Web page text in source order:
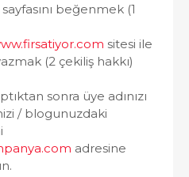
beğenmek (1
sitesi ile
(2 çekiliş hakkı)
sonra üye adınızı
/ blogunuzdaki
adresine